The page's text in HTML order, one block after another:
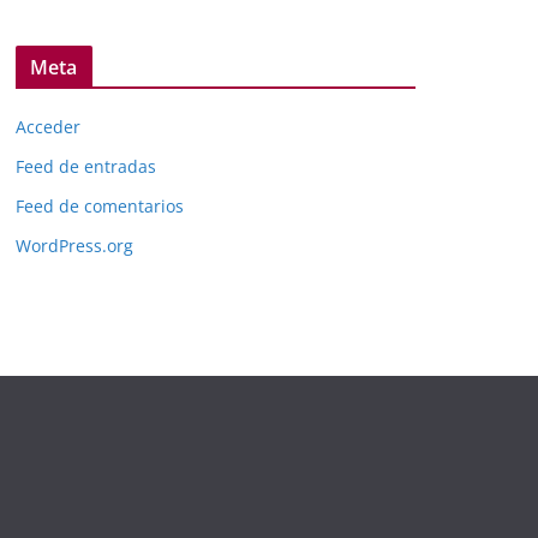
Meta
Acceder
Feed de entradas
Feed de comentarios
WordPress.org